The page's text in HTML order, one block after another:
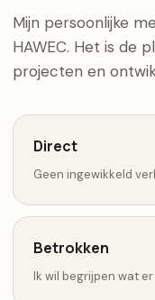
Mijn persoonlijke
HAWEC. Het is de
projecten en
Direct
Geen ingewikkeld
Betrokken
Ik wil begrijpen wat